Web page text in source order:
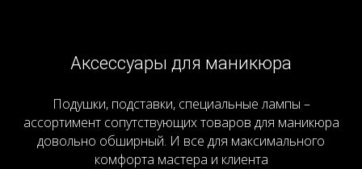
Аксессуары для маникюра
Подушки, подставки, специальные лампы –
ассортимент сопутствующих товаров для маникюра
довольно обширный. И все для максимального
комфорта мастера и клиента